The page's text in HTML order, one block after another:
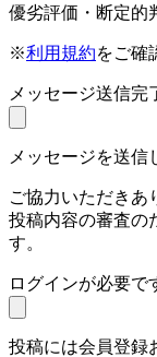
優劣評価・断定的
※利用規約をご確
メッセージ送信完
メッセージを送信
ご協力いただきあ
投稿内容の審査の
す。
ログインが必要で
投稿には会員登録